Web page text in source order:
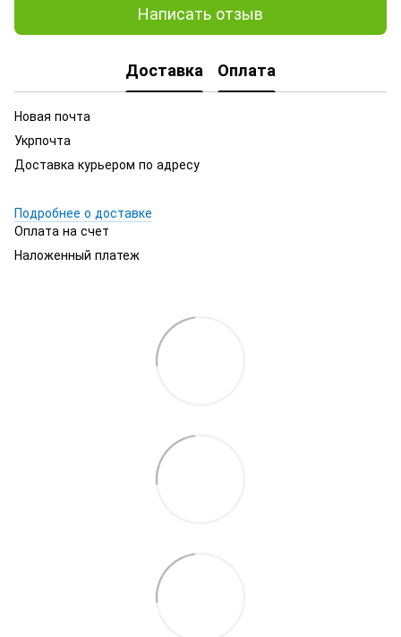
Написать отзыв
Доставка Оплата
Новая почта
Укрпочта
Доставка курьером по адресу
Подробнее о доставке
Оплата на счет
Наложенный платеж